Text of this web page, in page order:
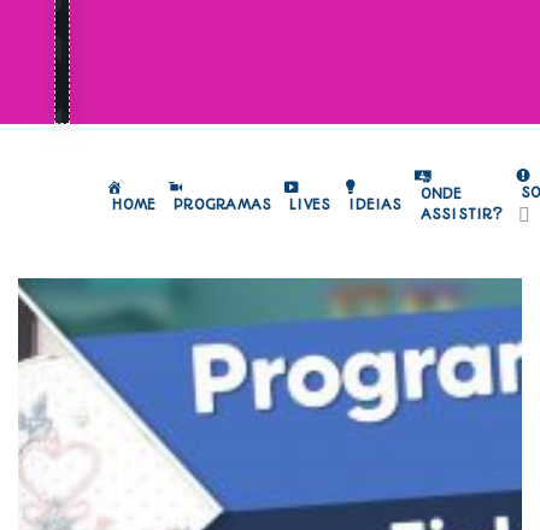
HOME PROGRAMAS LIVES IDEIAS
ONDE
ASSISTIR?